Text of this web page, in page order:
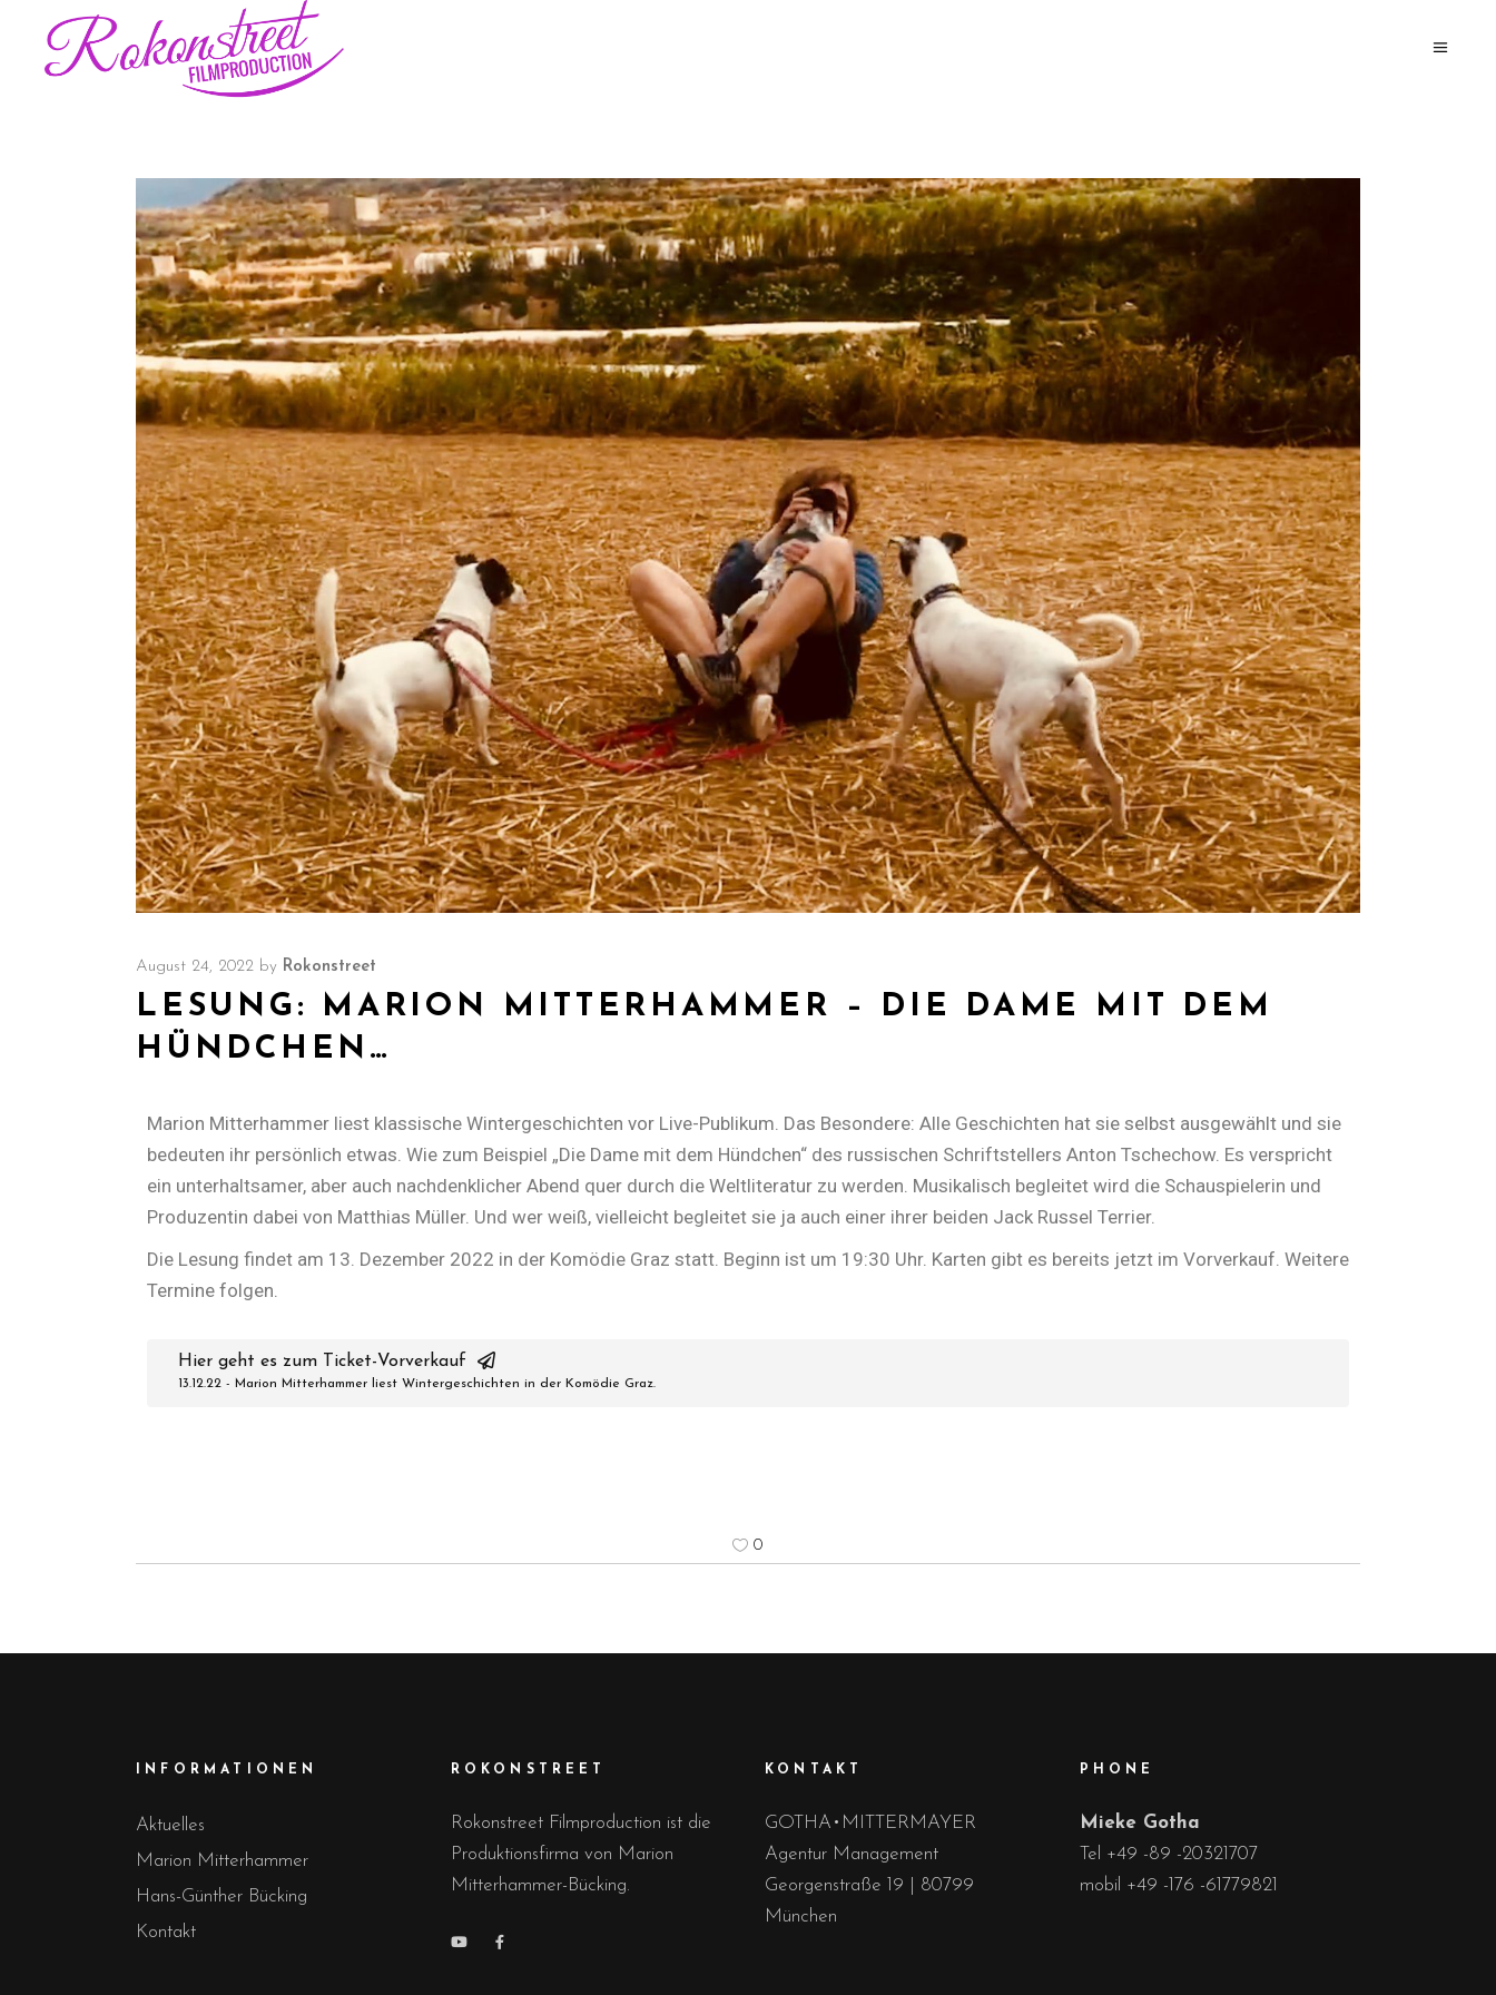
August 24, 2022 by Rokonstreet
LESUNG: MARION MITTERHAMMER – DIE DAME MIT DEM
HÜNDCHEN…
Marion Mitterhammer liest klassische Wintergeschichten vor Live-Publikum. Das Besondere: Alle Geschichten hat sie selbst ausgewählt und sie
bedeuten ihr persönlich etwas. Wie zum Beispiel „Die Dame mit dem Hündchen“ des russischen Schriftstellers Anton Tschechow. Es verspricht
ein unterhaltsamer, aber auch nachdenklicher Abend quer durch die Weltliteratur zu werden. Musikalisch begleitet wird die Schauspielerin und
Produzentin dabei von Matthias Müller. Und wer weiß, vielleicht begleitet sie ja auch einer ihrer beiden Jack Russel Terrier.
Die Lesung findet am 13. Dezember 2022 in der Komödie Graz statt. Beginn ist um 19:30 Uhr. Karten gibt es bereits jetzt im Vorverkauf. Weitere
Termine folgen.
Hier geht es zum Ticket-Vorverkauf
13.12.22 - Marion Mitterhammer liest Wintergeschichten in der Komödie Graz.
0
INFORMATIONEN
Aktuelles
Marion Mitterhammer
Hans-Günther Bücking
Kontakt
ROKONSTREET
Rokonstreet Filmproduction ist die
Produktionsfirma von Marion
Mitterhammer-Bücking.
KONTAKT
GOTHA•MITTERMAYER
Agentur Management
Georgenstraße 19 | 80799
München
PHONE
Mieke Gotha
Tel +49 -89 -20321707
mobil +49 -176 -61779821